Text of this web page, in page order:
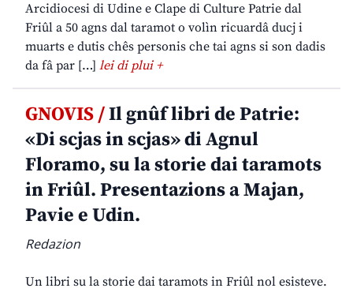
Arcidiocesi di Udine e Clape di Culture Patrie dal
Friûl a 50 agns dal taramot o volìn ricuardâ ducj i
muarts e dutis chês personis che tai agns si son dadis
da fâ par […] lei di plui +
GNOVIS /Il gnûf libri de Patrie:
«Di scjas in scjas» di Agnul
Floramo, su la storie dai taramots
in Friûl. Presentazions a Majan,
Pavie e Udin.
Redazion
Un libri su la storie dai taramots in Friûl nol esisteve.